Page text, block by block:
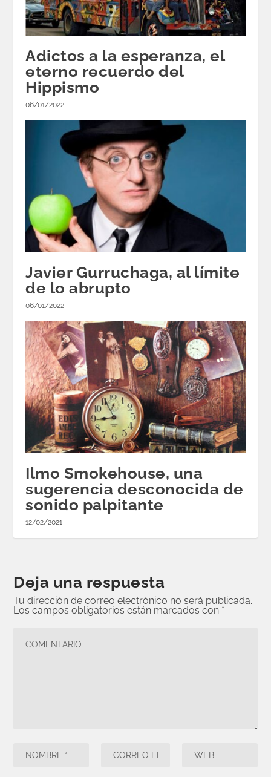
Adictos a la esperanza, el
eterno recuerdo del
Hippismo
06/01/2022
Javier Gurruchaga, al límite
de lo abrupto
06/01/2022
Ilmo Smokehouse, una
sugerencia desconocida de
sonido palpitante
12/02/2021
Deja una respuesta
Tu dirección de correo electrónico no será publicada.
Los campos obligatorios están marcados con *